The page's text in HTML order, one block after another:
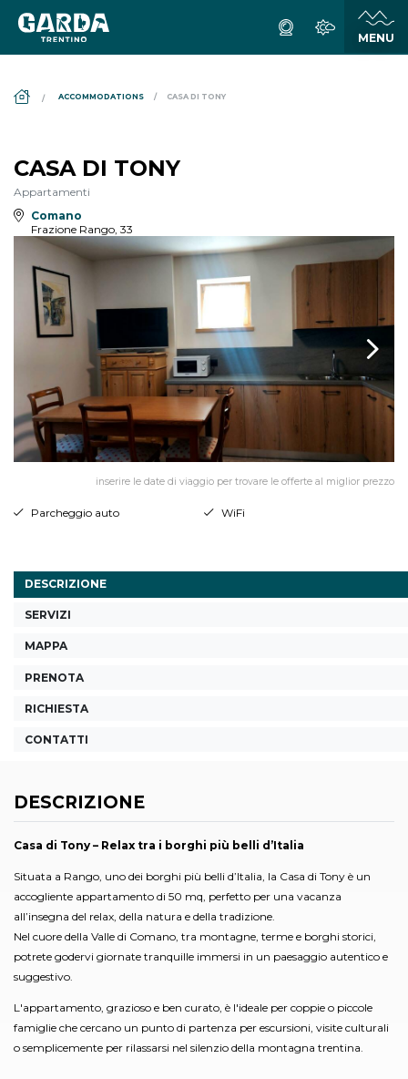
ACCOMMODATIONS CASA DI TONY
CASA DI TONY
Appartamenti
Comano
Frazione Rango, 33
inserire le date di viaggio per trovare le offerte al miglior prezzo
Parcheggio auto WiFi
DESCRIZIONE
SERVIZI
MAPPA
PRENOTA
RICHIESTA
CONTATTI
DESCRIZIONE
Casa di Tony – Relax tra i borghi più belli d’Italia
Situata a Rango, uno dei borghi più belli d’Italia, la Casa di Tony è un
accogliente appartamento di 50 mq, perfetto per una vacanza
all’insegna del relax, della natura e della tradizione.
Nel cuore della Valle di Comano, tra montagne, terme e borghi storici,
potrete godervi giornate tranquille immersi in un paesaggio autentico e
suggestivo.
L'appartamento, grazioso e ben curato, è l'ideale per coppie o piccole
famiglie che cercano un punto di partenza per escursioni, visite culturali
o semplicemente per rilassarsi nel silenzio della montagna trentina.